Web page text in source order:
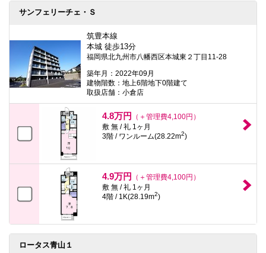
サンフェリーチェ・Ｓ
筑豊本線
本城 徒歩13分
福岡県北九州市八幡西区本城東２丁目11-28
築年月：2022年09月
建物階数：地上6階地下0階建て
取扱店舗：小倉店
4.8万円
（＋管理費4,100円）
敷 無 / 礼 1ヶ月
3階 / ワンルーム(28.22m2)
4.9万円
（＋管理費4,100円）
敷 無 / 礼 1ヶ月
4階 / 1K(28.19m2)
ロータス青山１